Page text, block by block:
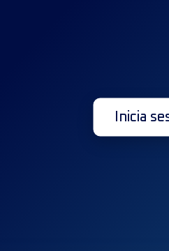
Inicia